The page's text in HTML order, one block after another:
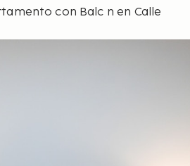
con Balc n en Calle